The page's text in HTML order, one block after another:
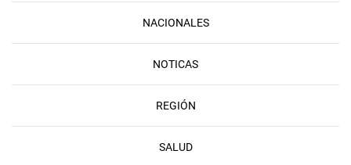
NACIONALES
NOTICAS
REGIÓN
SALUD